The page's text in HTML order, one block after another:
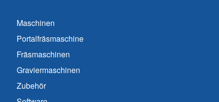
Maschinen
Portalfräsmaschine
Fräsmaschinen
Graviermaschinen
Zubehör